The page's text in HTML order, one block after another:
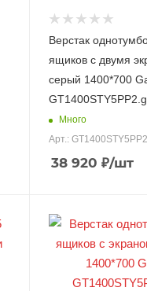
Верстак
ящиков с двумя
серый 1400*700
Много
Арт.:
38 920 ₽/шт